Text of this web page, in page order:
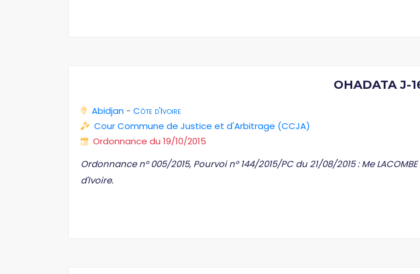
OHADATA J-
Abidjan - Côte d'Ivoire
Cour Commune de Justice et d'Arbitrage (CCJA)
Ordonnance du 19/10/2015
Ordonnance n° 005/2015, Pourvoi n° 144/2015/PC du 21/08/2015 : Me
d'Ivoire.